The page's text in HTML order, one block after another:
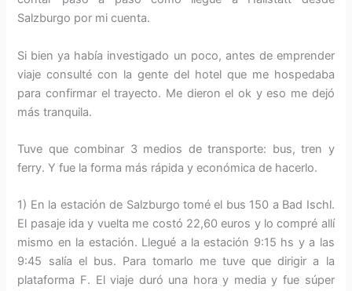
Salzburgo por mi cuenta.
Si bien ya había investigado un poco, antes de emprender
viaje consulté con la gente del hotel que me hospedaba
para confirmar el trayecto. Me dieron el ok y eso me dejó
más tranquila.
Tuve que combinar 3 medios de transporte: bus, tren y
ferry. Y fue la forma más rápida y económica de hacerlo.
1) En la estación de Salzburgo tomé el bus 150 a Bad Ischl.
El pasaje ida y vuelta me costó 22,60 euros y lo compré allí
mismo en la estación. Llegué a la estación 9:15 hs y a las
9:45 salía el bus. Para tomarlo me tuve que dirigir a la
plataforma F. El viaje duró una hora y media y fue súper